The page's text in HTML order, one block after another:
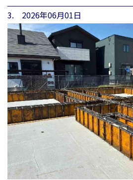
3. 2026年06月01日